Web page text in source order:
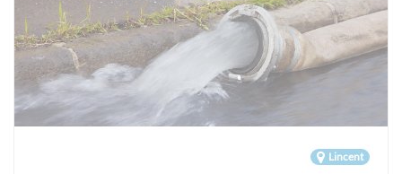
Lincent